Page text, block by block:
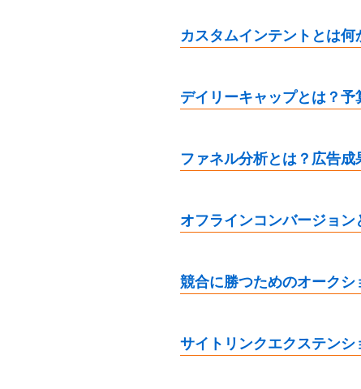
カスタムインテントとは
デイリーキャップとは？
ファネル分析とは？広告
オフラインコンバージョ
競合に勝つためのオーク
サイトリンクエクステン